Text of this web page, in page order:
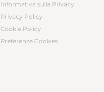
Informativa sulla Privacy
Privacy Policy
Cookie Policy
Preferenze Cookies